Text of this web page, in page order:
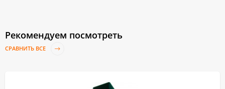
Рекомендуем посмотреть
СРАВНИТЬ ВСЕ